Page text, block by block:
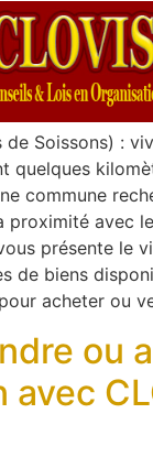
Soissons) :
quelques
commune
proximité avec
présente le
de biens
acheter ou
ou
avec